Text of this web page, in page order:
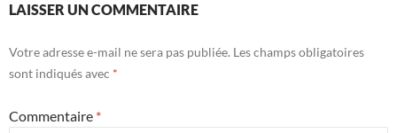
LAISSER UN COMMENTAIRE
Votre adresse e-mail ne sera pas publiée. Les champs obligatoires
sont indiqués avec *
Commentaire *